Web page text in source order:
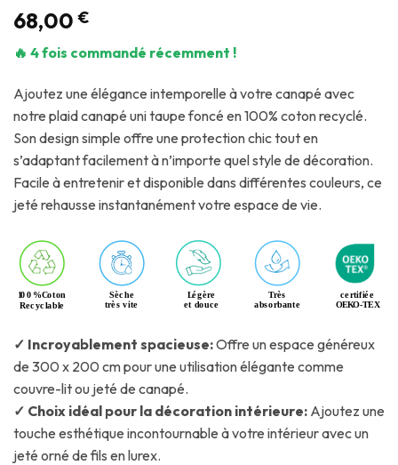
68,00€
🔥 4 fois commandé récemment !
Ajoutez une élégance intemporelle à votre canapé avec
notre plaid canapé uni taupe foncé en 100% coton recyclé.
Son design simple offre une protection chic tout en
s’adaptant facilement à n’importe quel style de décoration.
Facile à entretenir et disponible dans différentes couleurs, ce
jeté rehausse instantanément votre espace de vie.
✓ Incroyablement spacieuse:Offre un espace généreux
de 300 x 200 cm pour une utilisation élégante comme
couvre-lit ou jeté de canapé.
✓ Choix idéal pour la décoration intérieure: Ajoutez une
touche esthétique incontournable à votre intérieur avec un
jeté orné de fils en lurex.